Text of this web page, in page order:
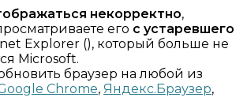
некорректно,
его с устаревшего
Explorer (), который больше не
Microsoft.
браузер на любой из
Chrome, Яндекс.Браузер,